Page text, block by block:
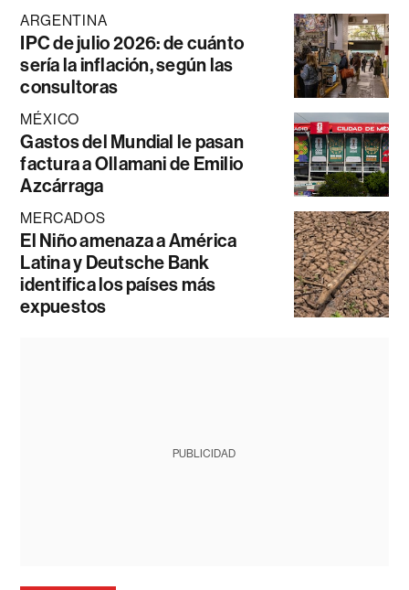
ARGENTINA
IPC de julio 2026: de cuánto
sería la inflación, según las
consultoras
MÉXICO
Gastos del Mundial le pasan
factura a Ollamani de Emilio
Azcárraga
MERCADOS
El Niño amenaza a América
Latina y Deutsche Bank
identifica los países más
expuestos
PUBLICIDAD